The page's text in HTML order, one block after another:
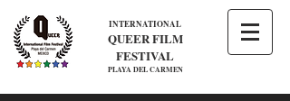
INTERNATIONAL
QUEER FILM
FESTIVAL
PLAYA DEL CARMEN